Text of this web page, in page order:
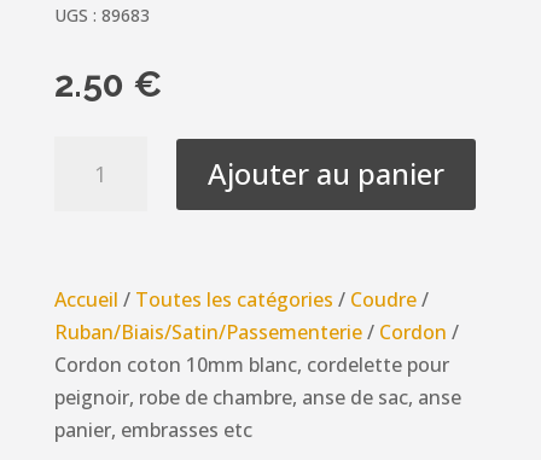
UGS : 89683
2.50 €
blanc,
cordelette
pour
peignoir,
robe
Ajouter au panier
Accueil / Toutes les catégories / Coudre/
Ruban/Biais/Satin/Passementerie/ Cordon /
Cordon coton 10mm blanc, cordelette pour
peignoir, robe de chambre, anse de sac, anse
panier, embrasses etc